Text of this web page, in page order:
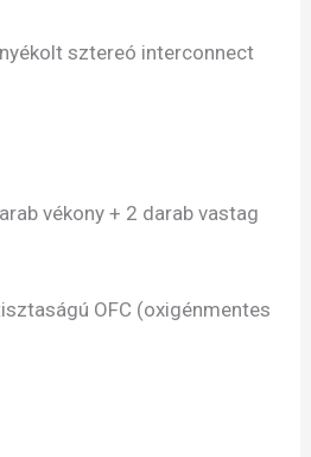
sztereó interconnect
vékony + 2 darab vastag
OFC (oxigénmentes